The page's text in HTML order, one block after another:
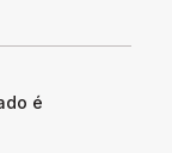
é